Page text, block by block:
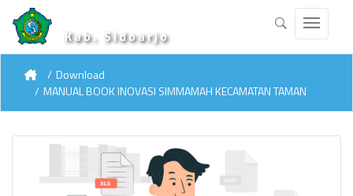
Kab. Sidoarjo
Download
MANUAL BOOK INOVASI SIMMAMAH KECAMATAN TAMAN